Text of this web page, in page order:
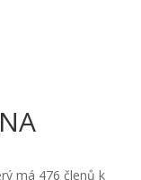
má 476 členů k